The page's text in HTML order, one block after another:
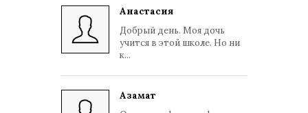
Анастасия
Добрый день. Моя дочь
учится в этой школе. Но ни
к...
Азамат